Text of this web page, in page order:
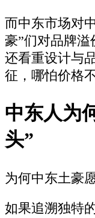
而中东市场对
豪”们对品牌溢
还看重设计与
征，哪怕价格
中东人为
头”
为何中东土豪
如果追溯独特